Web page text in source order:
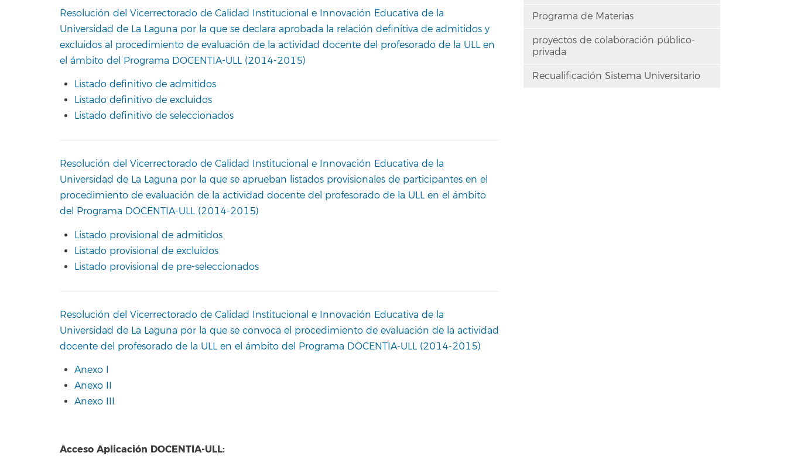
Resolución del Vicerrectorado de Calidad Institucional e Innovación Educativa de la
Universidad de La Laguna por la que se declara aprobada la relación definitiva de admitidos y
excluidos al procedimiento de evaluación de la actividad docente del profesorado de la ULL en
el ámbito del Programa DOCENTIA-ULL (2014-2015)
Listado definitivo de admitidos
Listado definitivo de excluidos
Listado definitivo de seleccionados
Resolución del Vicerrectorado de Calidad Institucional e Innovación Educativa de la
Universidad de La Laguna por la que se aprueban listados provisionales de participantes en el
procedimiento de evaluación de la actividad docente del profesorado de la ULL en el ámbito
del Programa DOCENTIA-ULL (2014-2015)
Listado provisional de admitidos
Listado provisional de excluidos
Listado provisional de pre-seleccionados
Resolución del Vicerrectorado de Calidad Institucional e Innovación Educativa de la
Universidad de La Laguna por la que se convoca el procedimiento de evaluación de la actividad
docente del profesorado de la ULL en el ámbito del Programa DOCENTIA-ULL (2014-2015)
Anexo I
Anexo II
Anexo III
Acceso Aplicación DOCENTIA-ULL:
Programa de Materias
proyectos de colaboración público-
privada
Recualificación Sistema Universitario